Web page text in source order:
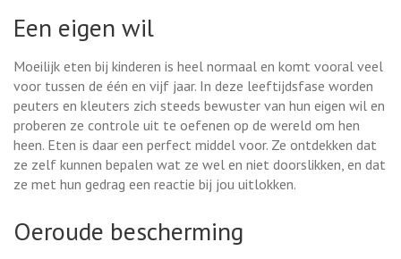
Een eigen wil
Moeilijk eten bij kinderen is heel normaal en komt vooral veel
voor tussen de één en vijf jaar. In deze leeftijdsfase worden
peuters en kleuters zich steeds bewuster van hun eigen wil en
proberen ze controle uit te oefenen op de wereld om hen
heen. Eten is daar een perfect middel voor. Ze ontdekken dat
ze zelf kunnen bepalen wat ze wel en niet doorslikken, en dat
ze met hun gedrag een reactie bij jou uitlokken.
Oeroude bescherming